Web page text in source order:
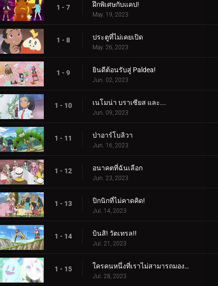
1 - 7 ฝึกพิเศษกับแคป!
May. 19, 2023
1 - 8 ประตูที่ไม่เคยเปิด
May. 26, 2023
1 - 9 ยินดีต้อนรับสู่ Paldea!
Jun. 02, 2023
1 - 10 เนโมน่า บราเซียส และ...
Jun. 09, 2023
1 - 11 ป่าอาร์โบลิวา
Jun. 16, 2023
1 - 12 อนาคตที่ฉันเลือก
Jun. 23, 2023
1 - 13 ปิกนิกที่ไม่คาดคิด!
Jul. 14, 2023
1 - 14 บินสิ! วัตเทรล!!
Jul. 21, 2023
1 - 15 ใครคนหนึ่งที่เราไม่สามารถมองเห็นได้! ใครเป็นอะไรรึเปล่า!
Jul. 28, 2023